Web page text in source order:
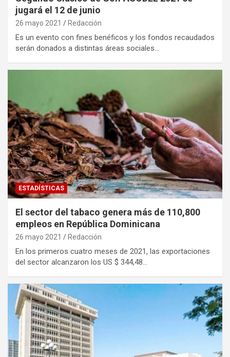
jugará el 12 de junio
26 mayo 2021 Redacción
Es un evento con fines benéficos y los fondos recaudados
serán donados a distintas áreas sociales…
ESTADÍSTICAS
El sector del tabaco genera más de 110,800
empleos en República Dominicana
26 mayo 2021 Redacción
En los primeros cuatro meses de 2021, las exportaciones
del sector alcanzaron los US $ 344,48…